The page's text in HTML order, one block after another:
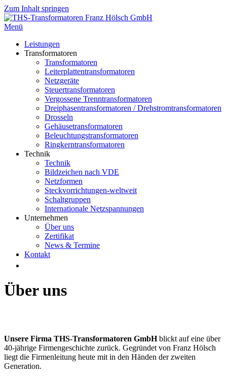
Zum Inhalt springen
Menü
Leistungen
Transformatoren
Transformatoren
Leiterplattentransformatoren
Netzgeräte
Steuertransformatoren
Vergossene Trenntransformatoren
Dreiphasentransformatoren / Drehstromtransformatoren
Drosseln
Gehäusetransformatoren
Beleuchtungstransformatoren
Ringkerntransformatoren
Technik
Technik
Bildzeichen nach VDE
Netzformen
Steckvorrichtungen-weltweit
Schaltgruppen
Internationale Netzspannungen
Unternehmen
Über uns
Zertifikat
News & Termine
Kontakt
Über uns
Unsere Firma THS-Transformatoren GmbHblickt auf eine über
40-jährige Firmengeschichte zurück. Gegründet von Franz Hölsch
liegt die Firmenleitung heute mit in den Händen der zweiten
Generation.